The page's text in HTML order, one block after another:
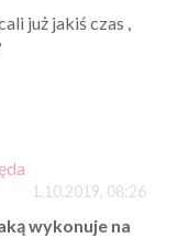
już jakiś czas ,
1.10.2019, 08:26
wykonuje na